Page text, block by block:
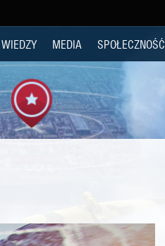
MEDIA SPOŁECZNOŚĆ